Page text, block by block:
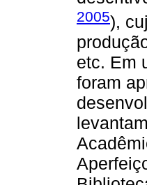
2005),
etc. Em
foram